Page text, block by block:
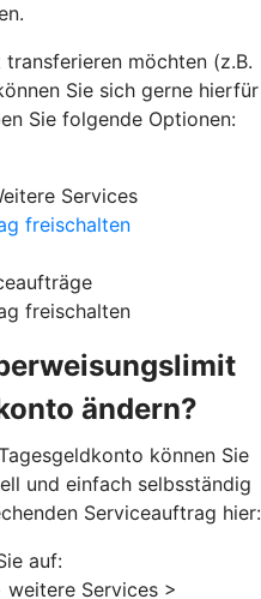
möchten (z.B.
Sie sich gerne hierfür
Sie folgende Optionen:
Services
freischalten
freischalten
ändern?
können Sie
und einfach selbsständig
Serviceauftrag hier:
auf:
Services >